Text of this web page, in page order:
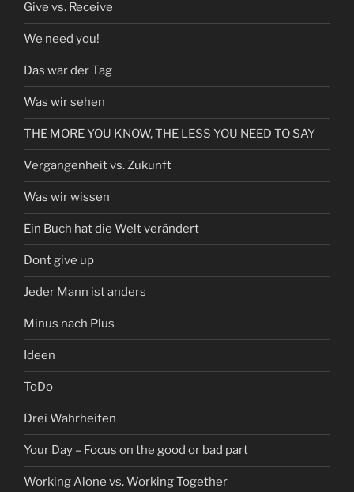
Give vs. Receive
We need you!
Das war der Tag
Was wir sehen
THE MORE YOU KNOW, THE LESS YOU NEED TO SAY
Vergangenheit vs. Zukunft
Was wir wissen
Ein Buch hat die Welt verändert
Dont give up
Jeder Mann ist anders
Minus nach Plus
Ideen
ToDo
Drei Wahrheiten
Your Day – Focus on the good or bad part
Working Alone vs. Working Together